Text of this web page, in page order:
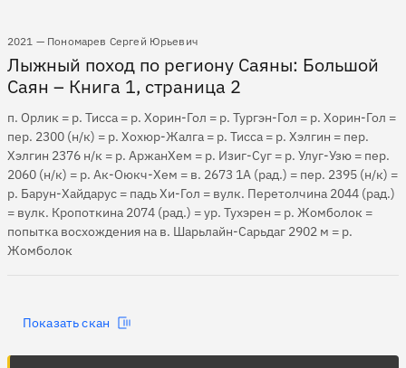
2021 — Пономарев Сергей Юрьевич
Лыжный поход по региону Саяны: Большой
Саян – Книга 1, страница 2
п. Орлик = р. Тисса = р. Хорин-Гол = р. Тургэн-Гол = р. Хорин-Гол =
пер. 2300 (н/к) = р. Хохюр-Жалга = р. Тисса = р. Хэлгин = пер.
Хэлгин 2376 н/к = р. АржанХем = р. Изиг-Суг = р. Улуг-Узю = пер.
2060 (н/к) = р. Ак-Оюкч-Хем = в. 2673 1А (рад.) = пер. 2395 (н/к) =
р. Барун-Хайдарус = падь Хи-Гол = вулк. Перетолчина 2044 (рад.)
= вулк. Кропоткина 2074 (рад.) = ур. Тухэрен = р. Жомболок =
попытка восхождения на в. Шарьлайн-Сарьдаг 2902 м = р.
Жомболок
Показать скан